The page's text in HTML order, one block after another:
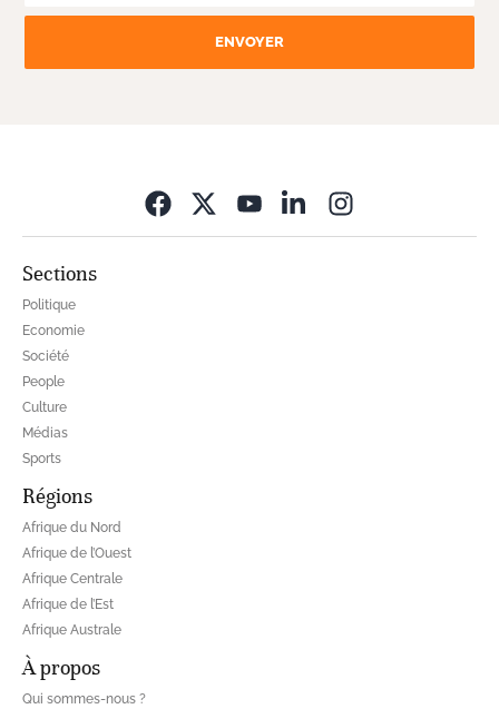
ENVOYER
Sections
Politique
Economie
Société
People
Culture
Médias
Sports
Régions
Afrique du Nord
Afrique de l’Ouest
Afrique Centrale
Afrique de l’Est
Afrique Australe
À propos
Qui sommes-nous ?